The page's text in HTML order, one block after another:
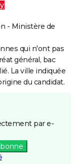
- Ministère de
qui n'ont pas
général, bac
La ville indiquée
du candidat.
par e-